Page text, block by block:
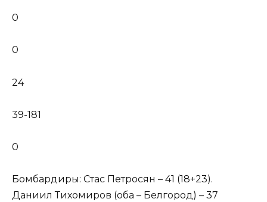
0
0
24
39-181
0
Бомбардиры: Стас Петросян – 41 (18+23).
Даниил Тихомиров (оба – Белгород) – 37